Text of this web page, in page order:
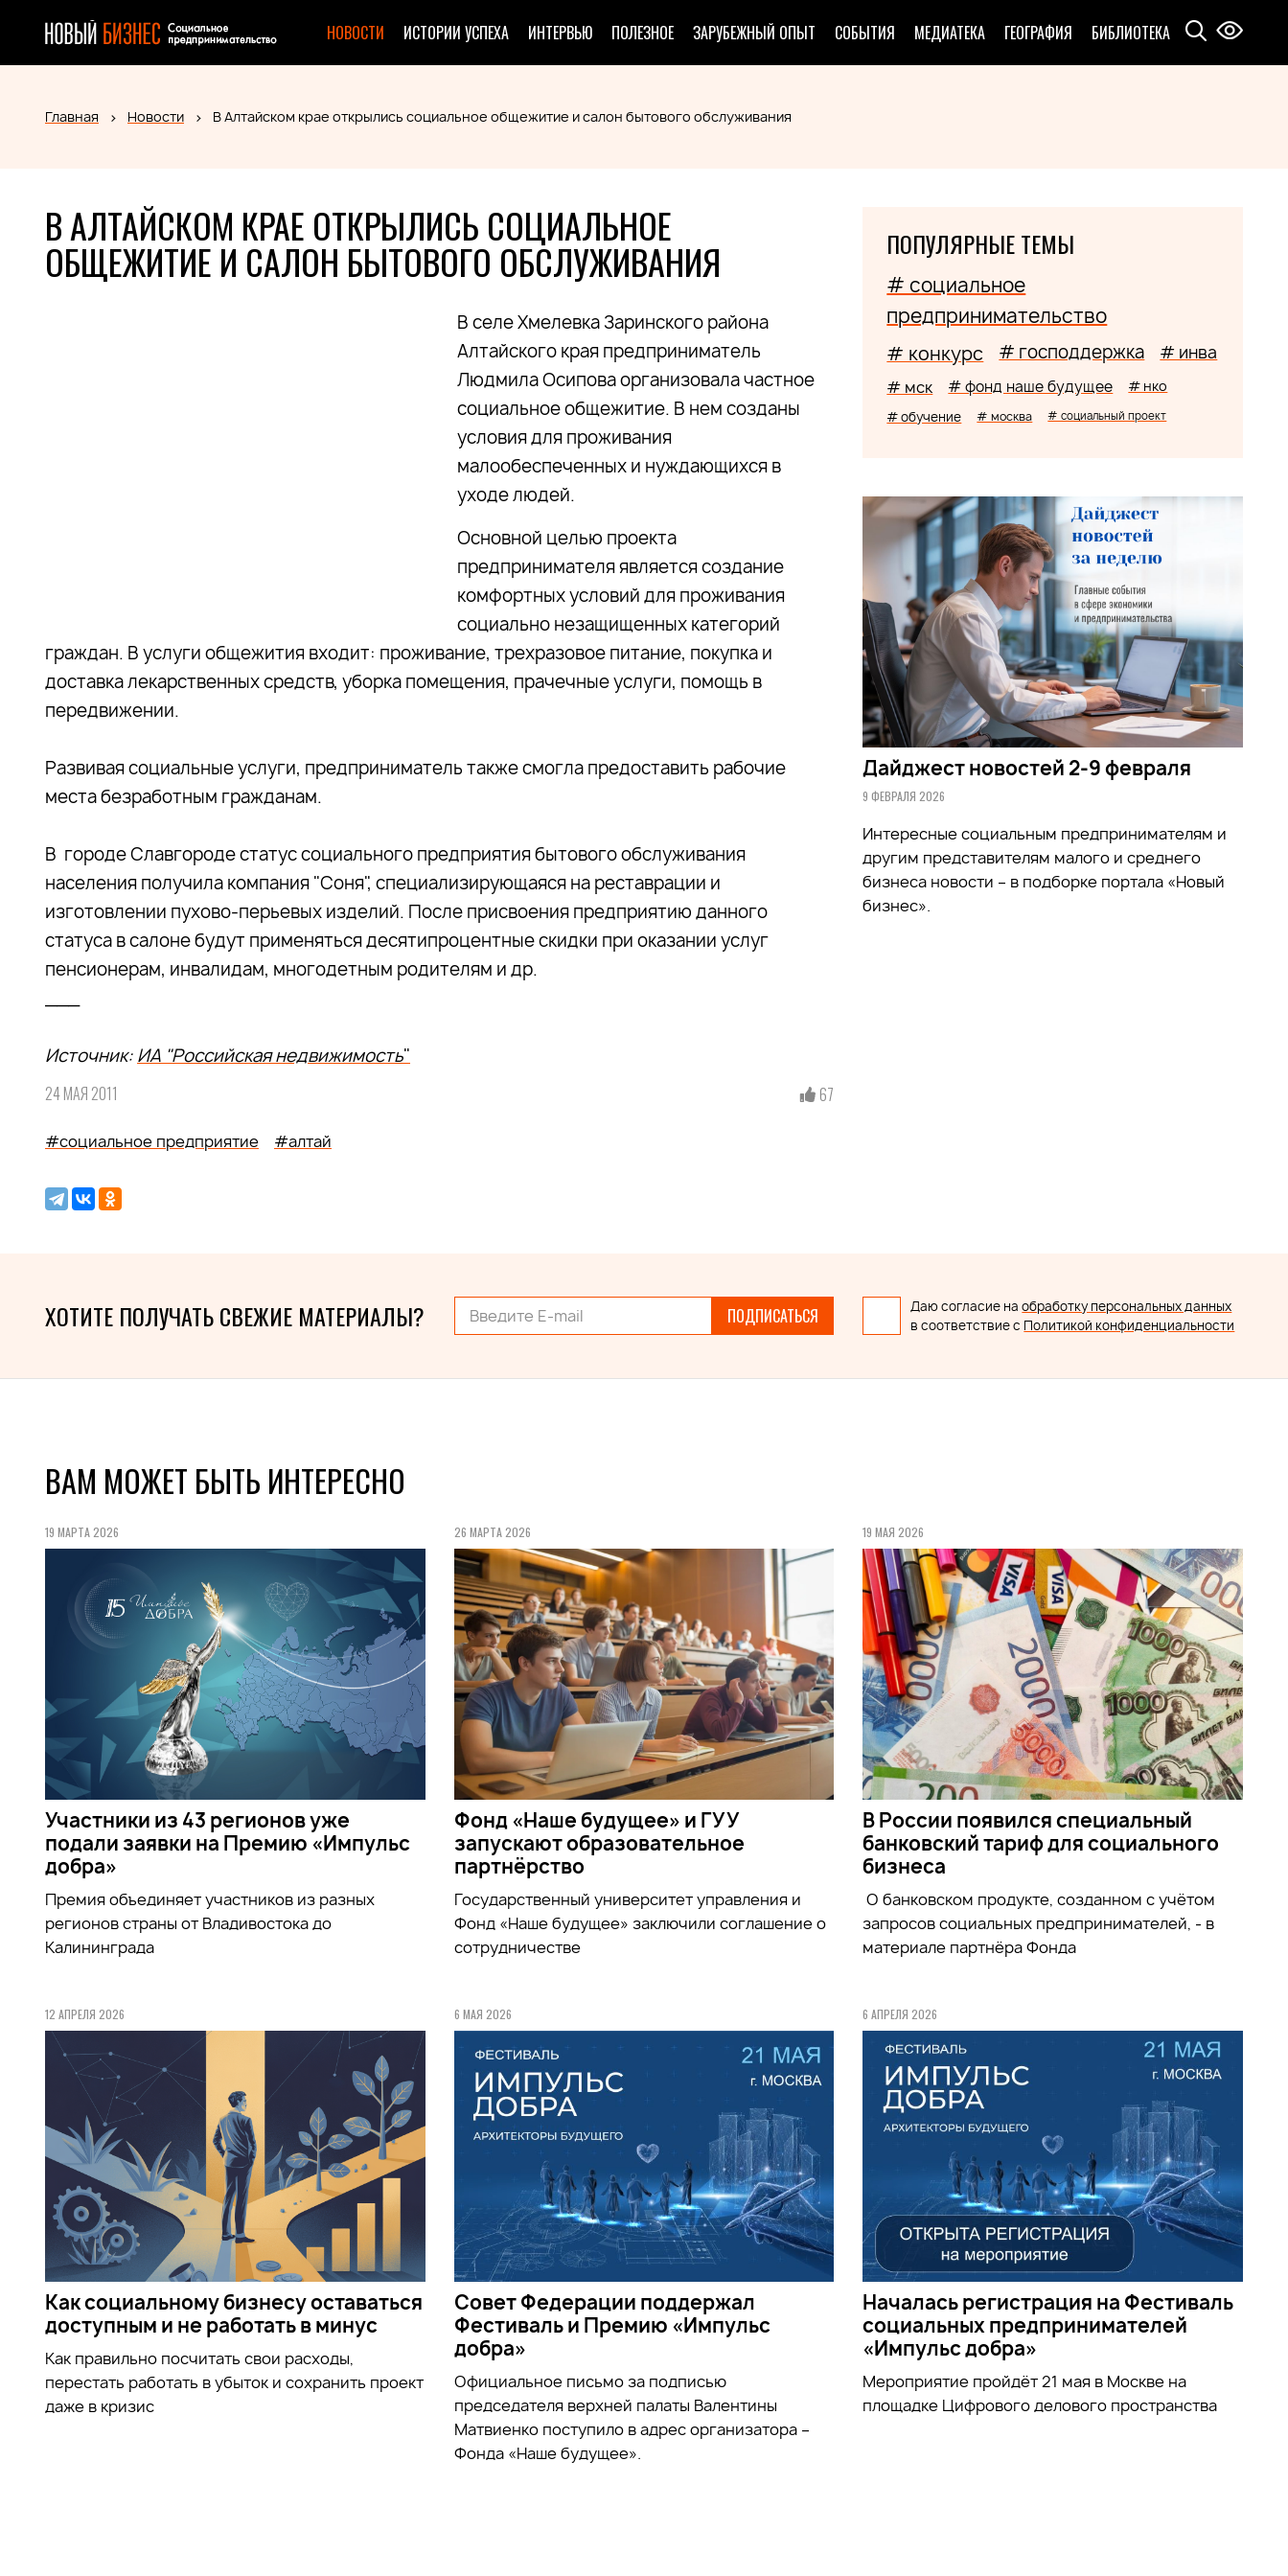
НОВОСТИ ИСТОРИИ УСПЕХА ИНТЕРВЬЮ ПОЛЕЗНОЕ ЗАРУБЕЖНЫЙ ОПЫТ СОБЫТИЯ МЕДИАТЕКА ГЕОГРАФИЯ БИБЛИОТЕКА
Главная Новости В Алтайском крае открылись социальное общежитие и салон бытового обслуживания
В АЛТАЙСКОМ КРАЕ ОТКРЫЛИСЬ СОЦИАЛЬНОЕ
ОБЩЕЖИТИЕ И САЛОН БЫТОВОГО ОБСЛУЖИВАНИЯ
В селе Хмелевка Заринского района
Алтайского края предприниматель
Людмила Осипова организовала частное
социальное общежитие. В нем созданы
условия для проживания
малообеспеченных и нуждающихся в
уходе людей.
Основной целью проекта
предпринимателя является создание
комфортных условий для проживания
социально незащищенных категорий
граждан. В услуги общежития входит: проживание, трехразовое питание, покупка и
доставка лекарственных средств, уборка помещения, прачечные услуги, помощь в
передвижении.
Развивая социальные услуги, предприниматель также смогла предоставить рабочие
места безработным гражданам.
В городе Славгороде статус социального предприятия бытового обслуживания
населения получила компания "Соня", специализирующаяся на реставрации и
изготовлении пухово-перьевых изделий. После присвоения предприятию данного
статуса в салоне будут применяться десятипроцентные скидки при оказании услуг
пенсионерам, инвалидам, многодетным родителям и др.
___
Источник: ИА "Российская недвижимость"
24 МАЯ 2011 67
#социальное предприятие #алтай
ПОПУЛЯРНЫЕ ТЕМЫ
# социальное
предпринимательство
# конкурс # господдержка # инва
# мск # фонд наше будущее # нко
# обучение # москва # социальный проект
Дайджест новостей 2-9 февраля
9 ФЕВРАЛЯ 2026
Интересные социальным предпринимателям и
другим представителям малого и среднего
бизнеса новости – в подборке портала «Новый
бизнес».
ХОТИТЕ ПОЛУЧАТЬ СВЕЖИЕ МАТЕРИАЛЫ? ПОДПИСАТЬСЯ Даю согласие наобработку персональных данных
в соответствие с Политикой конфиденциальности
ВАМ МОЖЕТ БЫТЬ ИНТЕРЕСНО
19 МАРТА 2026
Участники из 43 регионов уже
подали заявки на Премию «Импульс
добра»
Премия объединяет участников из разных
регионов страны от Владивостока до
Калининграда
26 МАРТА 2026
Фонд «Наше будущее» и ГУУ
запускают образовательное
партнёрство
Государственный университет управления и
Фонд «Наше будущее» заключили соглашение о
сотрудничестве
19 МАЯ 2026
В России появился специальный
банковский тариф для социального
бизнеса
О банковском продукте, созданном с учётом
запросов социальных предпринимателей, - в
материале партнёра Фонда
12 АПРЕЛЯ 2026
Как социальному бизнесу оставаться
доступным и не работать в минус
Как правильно посчитать свои расходы,
перестать работать в убыток и сохранить проект
даже в кризис
6 МАЯ 2026
Совет Федерации поддержал
Фестиваль и Премию «Импульс
добра»
Официальное письмо за подписью
председателя верхней палаты Валентины
Матвиенко поступило в адрес организатора –
Фонда «Наше будущее».
6 АПРЕЛЯ 2026
Началась регистрация на Фестиваль
социальных предпринимателей
«Импульс добра»
Мероприятие пройдёт 21 мая в Москве на
площадке Цифрового делового пространства